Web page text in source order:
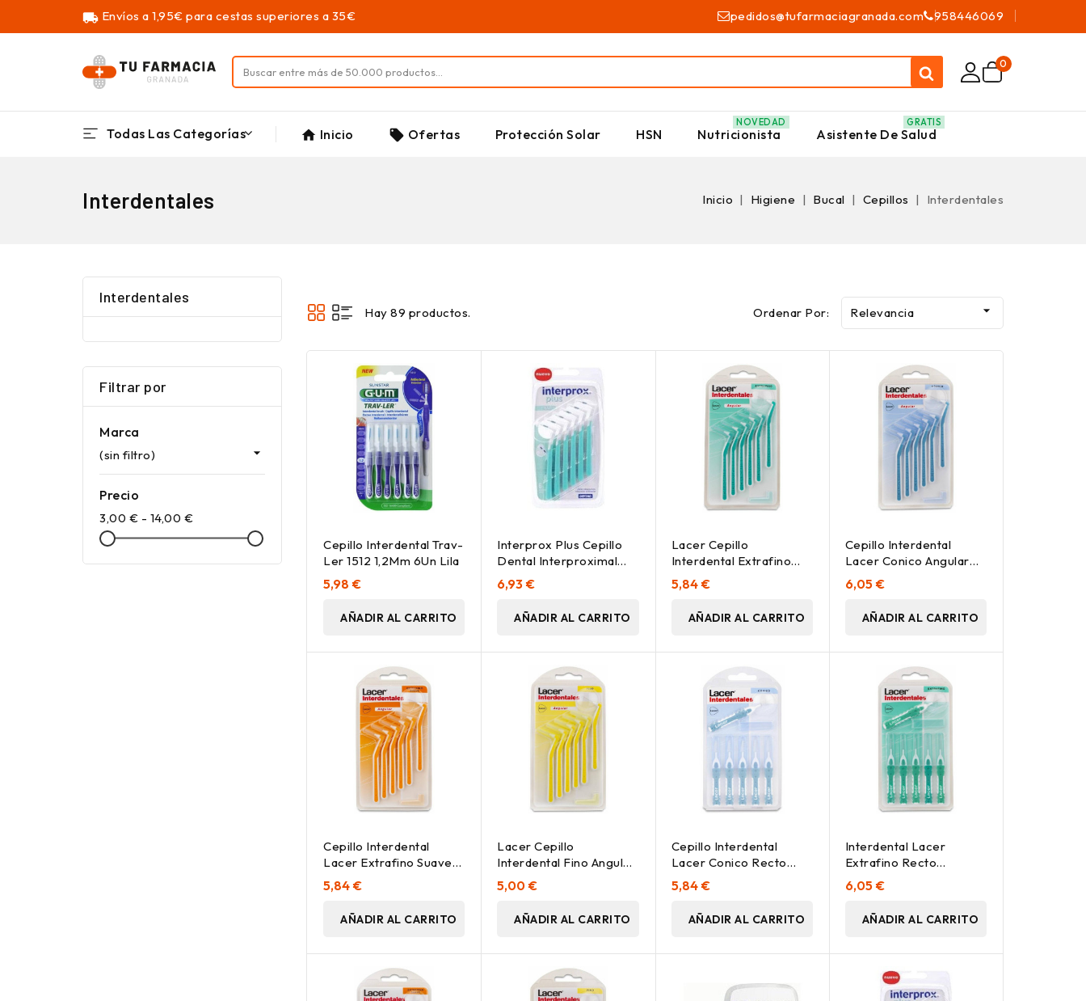
local_shipping Envíos a 1,95€ para cestas superiores a 35€ pedidos@tufarmaciagranada.com 958446069
0
Todas Las Categorías home Inicio local_offer Ofertas Protección Solar HSN Nutricionista
NOVEDAD
Asistente De Salud
GRATIS
Interdentales Inicio Higiene Bucal Cepillos Interdentales
Interdentales
Filtrar por
Marca
(sin filtro) 
Precio
3,00 € - 14,00 €
Hay 89 productos. Ordenar Por: Relevancia 
Cepillo Interdental Trav-
Ler 1512 1,2Mm 6Un Lila
5,98 €
AÑADIR AL CARRITO
Interprox Plus Cepillo
Dental Interproximal
Micro, 6 Uds
6,93 €
AÑADIR AL CARRITO
Lacer Cepillo
Interdental Extrafino
Angular, 6 Uds
5,84 €
AÑADIR AL CARRITO
Cepillo Interdental
Lacer Conico Angular
Azul 6Ud.
6,05 €
AÑADIR AL CARRITO
Cepillo Interdental
Lacer Extrafino Suave
Angular, 6 Uds
5,84 €
AÑADIR AL CARRITO
Lacer Cepillo
Interdental Fino Angular,
6 Uds
5,00 €
AÑADIR AL CARRITO
Cepillo Interdental
Lacer Conico Recto
Azul 6Ud.
5,84 €
AÑADIR AL CARRITO
Interdental Lacer
Extrafino Recto
Turquesa 6Ud.
6,05 €
AÑADIR AL CARRITO